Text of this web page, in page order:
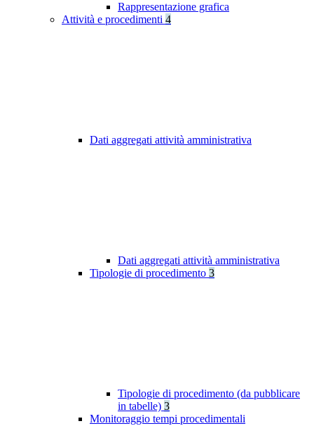
Rappresentazione grafica
Attività e procedimenti 4
Dati aggregati attività amministrativa
Dati aggregati attività amministrativa
Tipologie di procedimento 3
Tipologie di procedimento (da pubblicare
in tabelle) 3
Monitoraggio tempi procedimentali